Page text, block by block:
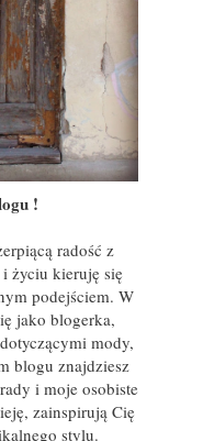
!
radość z
życiu kieruję się
podejściem. W
jako blogerka,
mody,
blogu znajdziesz
i moje osobiste
zainspirują Cię
stylu.